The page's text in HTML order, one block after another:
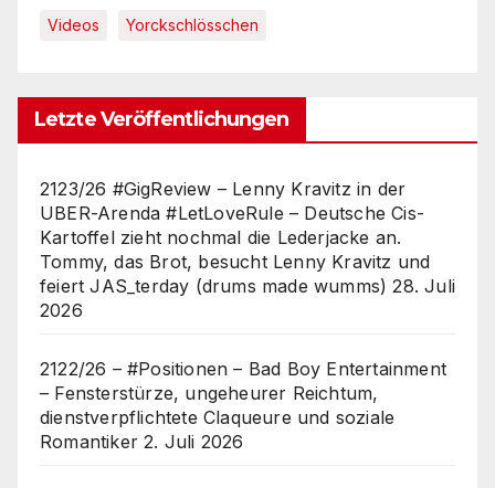
Videos Yorckschlösschen
Letzte Veröffentlichungen
2123/26 #GigReview – Lenny Kravitz in der
UBER-Arenda #LetLoveRule – Deutsche Cis-
Kartoffel zieht nochmal die Lederjacke an.
Tommy, das Brot, besucht Lenny Kravitz und
feiert JAS_terday (drums made wumms) 28. Juli
2026
2122/26 – #Positionen – Bad Boy Entertainment
– Fensterstürze, ungeheurer Reichtum,
dienstverpflichtete Claqueure und soziale
Romantiker 2. Juli 2026